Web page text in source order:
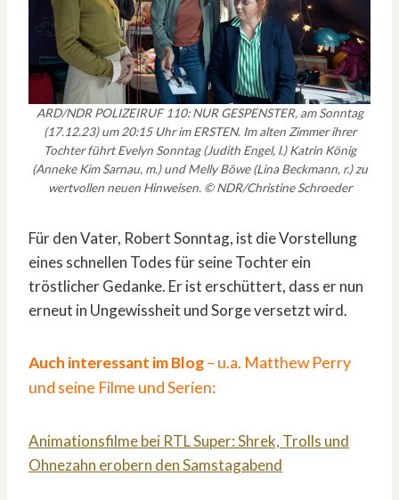
ARD/NDR POLIZEIRUF 110: NUR GESPENSTER, am Sonntag
(17.12.23) um 20:15 Uhr im ERSTEN. Im alten Zimmer ihrer
Tochter führt Evelyn Sonntag (Judith Engel, l.) Katrin König
(Anneke Kim Sarnau, m.) und Melly Böwe (Lina Beckmann, r.) zu
wertvollen neuen Hinweisen. © NDR/Christine Schroeder
Für den Vater, Robert Sonntag, ist die Vorstellung
eines schnellen Todes für seine Tochter ein
tröstlicher Gedanke. Er ist erschüttert, dass er nun
erneut in Ungewissheit und Sorge versetzt wird.
Auch interessant im Blog– u.a. Matthew Perry
und seine Filme und Serien:
Animationsfilme bei RTL Super: Shrek, Trolls und
Ohnezahn erobern den Samstagabend